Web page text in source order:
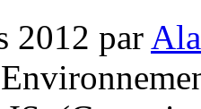
2012 par